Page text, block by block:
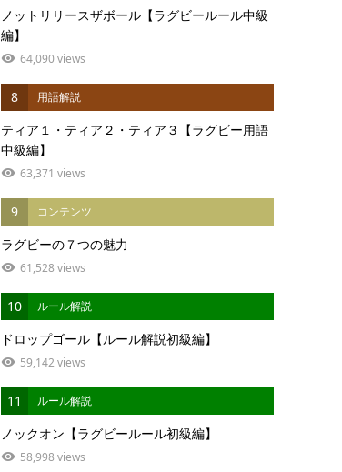
ノットリリースザボール【ラグビールール中級
編】
64,090 views
8 用語解説
ティア１・ティア２・ティア３【ラグビー用語
中級編】
63,371 views
9 コンテンツ
ラグビーの７つの魅力
61,528 views
10 ルール解説
ドロップゴール【ルール解説初級編】
59,142 views
11 ルール解説
ノックオン【ラグビールール初級編】
58,998 views